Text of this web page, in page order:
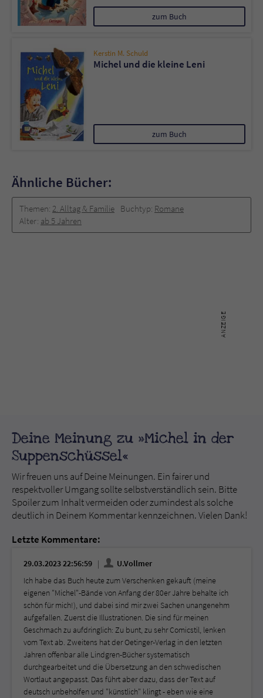
zum Buch
Kerstin M. Schuld
Michel und die kleine Leni
zum Buch
Ähnliche Bücher:
Themen: 2. Alltag & Familie Buchtyp: Romane
Alter: ab 5 Jahren
Deine Meinung zu »Michel in der
Suppenschüssel«
Wir freuen uns auf Deine Meinungen. Ein fairer und
respektvoller Umgang sollte selbstverständlich sein. Bitte
Spoiler zum Inhalt vermeiden oder zumindest als solche
deutlich in Deinem Kommentar kennzeichnen. Vielen Dank!
Letzte Kommentare:
29.03.2023 22:56:59
U.Vollmer
Ich habe das Buch heute zum Verschenken gekauft (meine
eigenen "Michel"-Bände von Anfang der 80er Jahre behalte ich
schön für mich!), und dabei sind mir zwei Sachen unangenehm
aufgefallen. Zuerst die Illustrationen. Die sind für meinen
Geschmach zu aufdringlich: Zu bunt, zu sehr Comicstil, lenken
vom Text ab. Zweitens hat der Oetinger-Verlag in den letzten
Jahren offenbar alle Lindgren-Bücher systematisch
durchgearbeitet und die Übersetzung an den schwedischen
Wortlaut angepasst. Das führt aber dazu, dass der Text auf
deutsch unbeholfen und "künstlich" klingt - eben wie eine